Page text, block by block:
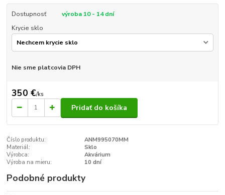
Dostupnosť
výroba 10 - 14 dní
Krycie sklo
Nie sme platcovia DPH
350 €/ks
Pridať do košíka
Číslo produktu:
ANM995070MM
Materiál:
Sklo
Výrobca:
Akvárium
Výroba na mieru:
10 dní
Podobné produkty